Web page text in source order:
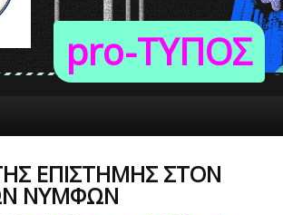
pro-TΥΠΟΣ
ΕΠΙΣΤΉΜΗΣ ΣΤΟΝ
ΝΥΜΦΏΝ